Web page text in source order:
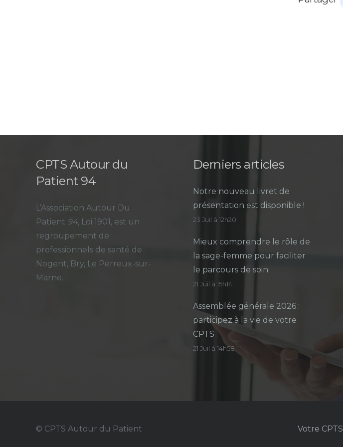
CPTS Autour du
Patient 94
L’Association Autour Du
Patient 94, Loi 1901, est un
regroupement de
professionnels de santé de
Nogent, Bry, Le Perreux-sur-
Marne.
Derniers articles
Notre nouveau livret de
présentation est disponible !
23 Juil à 12h20
Mieux comprendre le rôle de
la sage-femme pour faciliter
le parcours de soin
21 Juil à 15h14
Assemblée générale 2026 :
participez à la vie de votre
CPTS
21 Juil à 14h58
© CPTS Autour du Patient Votre CPTS